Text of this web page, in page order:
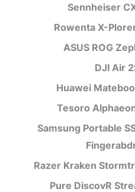
Sennheiser
Rowenta X-
ASUS ROG
DJI Air
Huawei
Tesoro
Samsung Portable
Razer Kraken
Pure DiscovR